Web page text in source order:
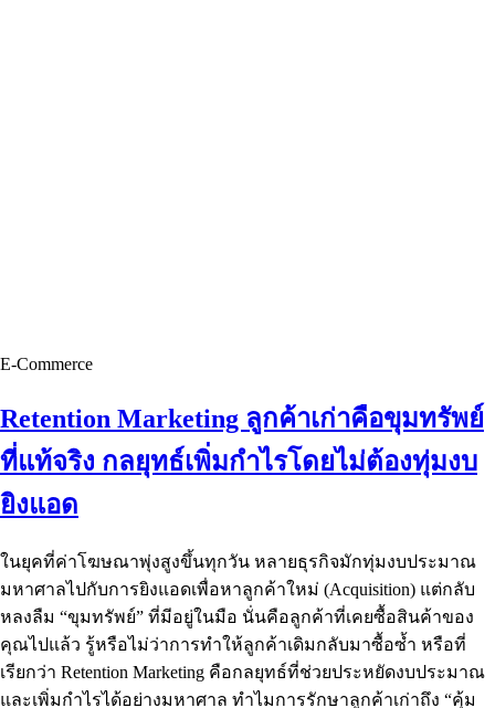
E-Commerce
Retention Marketing ลูกค้าเก่าคือขุมทรัพย์
ที่แท้จริง กลยุทธ์เพิ่มกำไรโดยไม่ต้องทุ่มงบ
ยิงแอด
ในยุคที่ค่าโฆษณาพุ่งสูงขึ้นทุกวัน หลายธุรกิจมักทุ่มงบประมาณ
มหาศาลไปกับการยิงแอดเพื่อหาลูกค้าใหม่ (Acquisition) แต่กลับ
หลงลืม “ขุมทรัพย์” ที่มีอยู่ในมือ นั่นคือลูกค้าที่เคยซื้อสินค้าของ
คุณไปแล้ว รู้หรือไม่ว่าการทำให้ลูกค้าเดิมกลับมาซื้อซ้ำ หรือที่
เรียกว่า Retention Marketing คือกลยุทธ์ที่ช่วยประหยัดงบประมาณ
และเพิ่มกำไรได้อย่างมหาศาล ทำไมการรักษาลูกค้าเก่าถึง “คุ้ม